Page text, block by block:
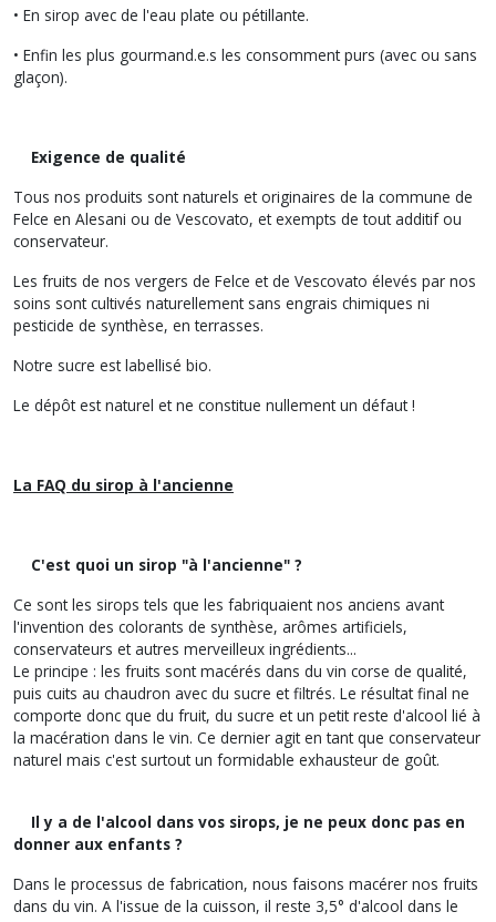
• En sirop avec de l'eau plate ou pétillante.
• Enfin les plus gourmand.e.s les consomment purs (avec ou sans
glaçon).
Exigence de qualité
Tous nos produits sont naturels et originaires de la commune de
Felce en Alesani ou de Vescovato, et exempts de tout additif ou
conservateur.
Les fruits de nos vergers de Felce et de Vescovato élevés par nos
soins sont cultivés naturellement sans engrais chimiques ni
pesticide de synthèse, en terrasses.
Notre sucre est labellisé bio.
Le dépôt est naturel et ne constitue nullement un défaut !
La FAQ du sirop à l'ancienne
C'est quoi un sirop "à l'ancienne" ?
Ce sont les sirops tels que les fabriquaient nos anciens avant
l'invention des colorants de synthèse, arômes artificiels,
conservateurs et autres merveilleux ingrédients...
Le principe : les fruits sont macérés dans du vin corse de qualité,
puis cuits au chaudron avec du sucre et filtrés. Le résultat final ne
comporte donc que du fruit, du sucre et un petit reste d'alcool lié à
la macération dans le vin. Ce dernier agit en tant que conservateur
naturel mais c'est surtout un formidable exhausteur de goût.
Il y a de l'alcool dans vos sirops, je ne peux donc pas en
donner aux enfants ?
Dans le processus de fabrication, nous faisons macérer nos fruits
dans du vin. A l'issue de la cuisson, il reste 3,5° d'alcool dans le